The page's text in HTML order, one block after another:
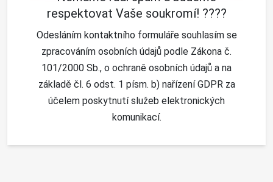
respektovat Vaše soukromí! ????
Odesláním kontaktního formuláře souhlasím se
zpracováním osobních údajů podle Zákona č.
101/2000 Sb., o ochraně osobních údajů a na
základě čl. 6 odst. 1 písm. b) nařízení GDPR za
účelem poskytnutí služeb elektronických
komunikací.